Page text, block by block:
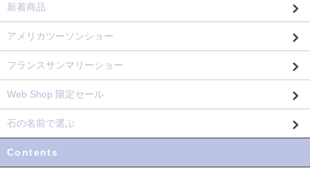
新着商品
アメリカツーソンショー
フランスサンマリーショー
Web Shop 限定セール
石の名前で選ぶ
Contents